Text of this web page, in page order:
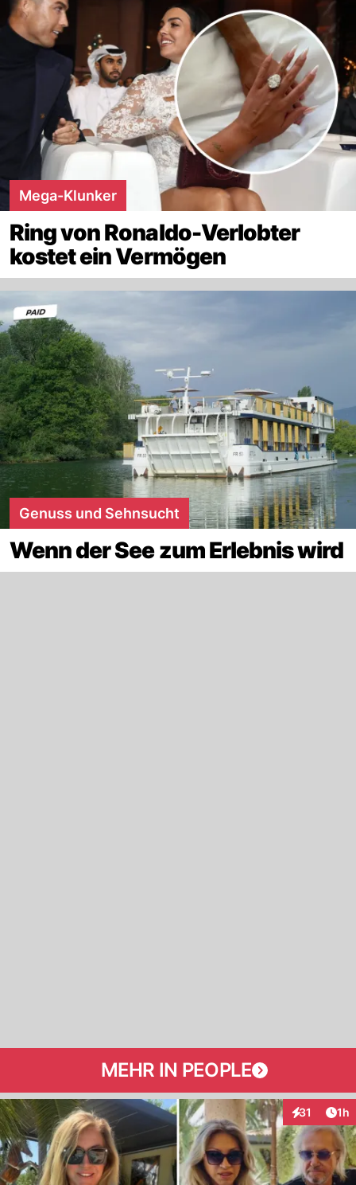
Mega-Klunker
Ring von Ronaldo-Verlobter
kostet ein Vermögen
Genuss und Sehnsucht
Wenn der See zum Erlebnis wird
MEHR IN PEOPLE
31 1h